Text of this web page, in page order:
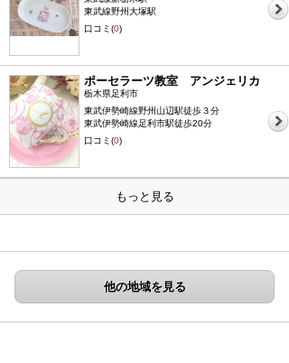
東武線野州大塚駅
口コミ(0)
ポーセラーツ教室 アンジェリカ
栃木県足利市
東武伊勢崎線野州山辺駅徒歩３分
東武伊勢崎線足利市駅徒歩20分
口コミ(0)
もっと見る
他の地域を見る